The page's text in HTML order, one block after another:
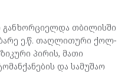
განხორციელდა თბილისში
ე.წ. თაღლითური ქოლ-
პირის, მათი
და სამუშაო